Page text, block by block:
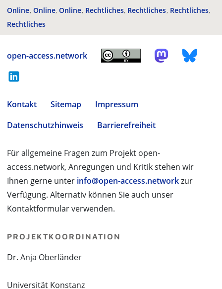
Online Online Online Rechtliches Rechtliches Rechtliches
Rechtliches
open-access.network
Kontakt Sitemap
Impressum
Datenschutzhinweis
Barrierefreiheit
Für allgemeine Fragen zum Projekt open-
access.network, Anregungen und Kritik stehen wir
Ihnen gerne unter info@open-access.networkzur
Verfügung. Alternativ können Sie auch unser
Kontaktformular verwenden.
PROJEKTKOORDINATION
Dr. Anja Oberländer
Universität Konstanz